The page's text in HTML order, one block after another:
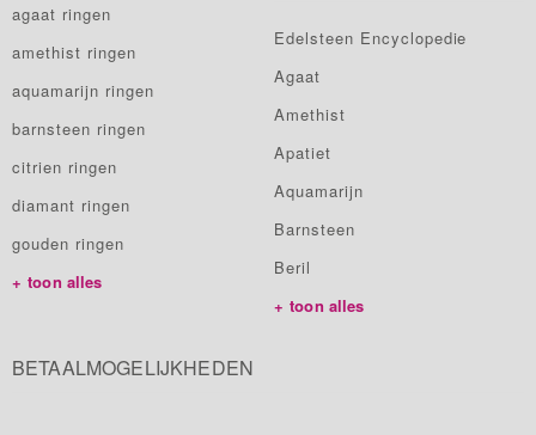
agaat ringen
amethist ringen
aquamarijn ringen
barnsteen ringen
citrien ringen
diamant ringen
gouden ringen
toon alles
Edelsteen Encyclopedie
Agaat
Amethist
Apatiet
Aquamarijn
Barnsteen
Beril
toon alles
BETAALMOGELIJKHEDEN